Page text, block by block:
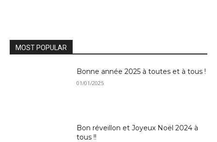
MOST POPULAR
Bonne année 2025 à toutes et à tous !
01/01/2025
Bon réveillon et Joyeux Noël 2024 à
tous !!